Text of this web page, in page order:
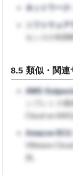
ネットワーク:
ソフトウェア
センスの利
8.5 類似・関連
AWS
ンプレミス
Cloud on
Amazon EC2:
VMware